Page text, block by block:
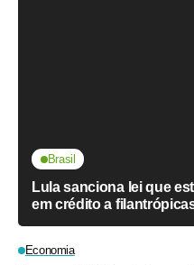
Brasil
Lula sanciona lei que
em crédito a
Economia